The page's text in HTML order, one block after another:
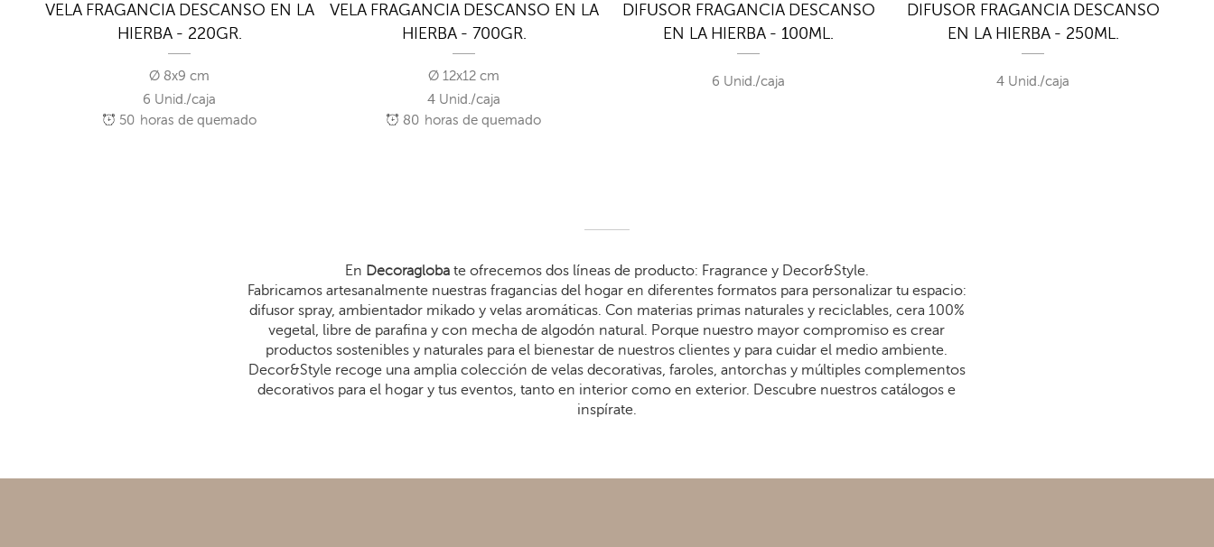
VELA FRAGANCIA DESCANSO EN LA
HIERBA - 220GR.
Ø 8x9 cm
6 Unid./caja
50 horas de quemado
VELA FRAGANCIA DESCANSO EN LA
HIERBA - 700GR.
Ø 12x12 cm
4 Unid./caja
80 horas de quemado
DIFUSOR FRAGANCIA DESCANSO
EN LA HIERBA - 100ML.
6 Unid./caja
DIFUSOR FRAGANCIA DESCANSO
EN LA HIERBA - 250ML.
4 Unid./caja
En Decoraglobate ofrecemos dos líneas de producto: Fragrance y Decor&Style.
Fabricamos artesanalmente nuestras fragancias del hogar en diferentes formatos para personalizar tu espacio:
difusor spray, ambientador mikado y velas aromáticas. Con materias primas naturales y reciclables, cera 100%
vegetal, libre de parafina y con mecha de algodón natural. Porque nuestro mayor compromiso es crear
productos sostenibles y naturales para el bienestar de nuestros clientes y para cuidar el medio ambiente.
Decor&Style recoge una amplia colección de velas decorativas, faroles, antorchas y múltiples complementos
decorativos para el hogar y tus eventos, tanto en interior como en exterior. Descubre nuestros catálogos e
inspírate.